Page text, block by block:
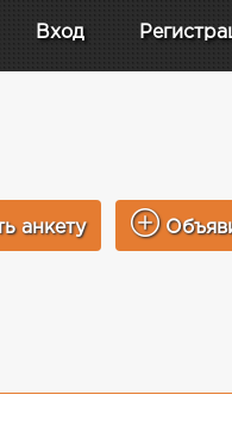
Вход
анкету